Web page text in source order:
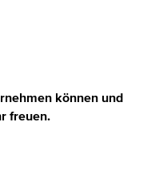
können und
freuen.